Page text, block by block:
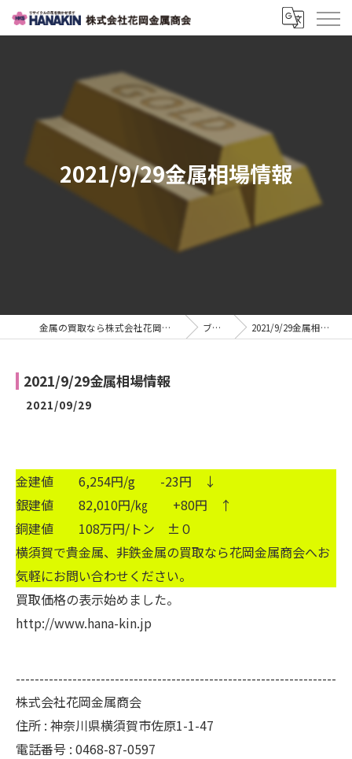
2021/9/29金属相場情報
金属の買取なら株式会社花岡金属商会 ブログ 2021/9/29金属相場情報
2021/9/29金属相場情報
2021/09/29
金建値 6,254円/g -23円 ↓
銀建値 82,010円/㎏ +80円 ↑
銅建値 108万円/トン ±０
横須賀で貴金属、非鉄金属の買取なら花岡金属商会へお
気軽にお問い合わせください。
買取価格の表示始めました。
http://www.hana-kin.jp
--------------------------------------------------------------------
株式会社花岡金属商会
住所 : 神奈川県横須賀市佐原1-1-47
電話番号 : 0468-87-0597